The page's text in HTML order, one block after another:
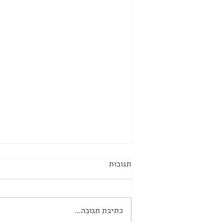
תגובות
כתיבת תגובה...